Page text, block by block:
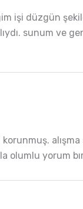
işi düzgün
sunum ve
korunmuş.
olumlu yorum